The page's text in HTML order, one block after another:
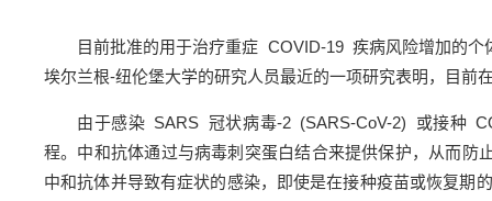
目前批准的用于治疗重症 COVID-19 疾病风险增加的
埃尔兰根-纽伦堡大学的研究人员最近的一项研究表明，目
由于感染 SARS 冠状病毒-2 (SARS-CoV-2) 或接种
程。中和抗体通过与病毒刺突蛋白结合来提供保护，从而
中和抗体并导致有症状的感染，即使是在接种疫苗或恢复期